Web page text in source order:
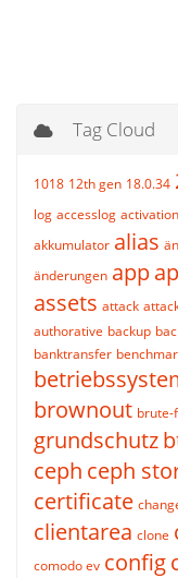
Tag Cloud
1018 12th gen 18.0.34
log accesslog activation
akkumulator alias
änderungen app
assets attack
authorative backup
banktransfer
brownout brute-
grundschutz
ceph ceph
certificate
clientarea clone
comodo ev config